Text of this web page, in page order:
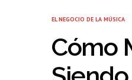
EL NEGOCIO DE LA MÚSICA
Cómo